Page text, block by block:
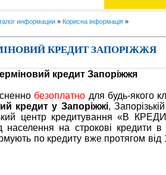
информации » Корисна інформація »
КРЕДИТ ЗАПОРІЖЖЯ
кредит Запоріжжя
безоплатно для будь-якого
кредит у Запоріжжі,
центр кредитування «В
населення на строкові кредити
по кредиту вже протягом